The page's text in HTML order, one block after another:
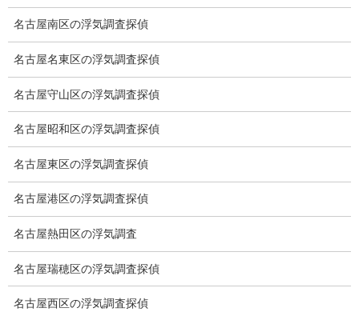
浮気調査
浮気調査プランのご案内
浮気調査の相場
調査費用と調査日数の目安
浮気調査料金の比較例
GPS検索調査
GPS調査
車両調査
名古屋南区の浮気調査探偵
名古屋名東区の浮気調査探偵
名古屋守山区の浮気調査探偵
名古屋昭和区の浮気調査探偵
名古屋東区の浮気調査探偵
名古屋港区の浮気調査探偵
名古屋熱田区の浮気調査
名古屋瑞穂区の浮気調査探偵
名古屋西区の浮気調査探偵